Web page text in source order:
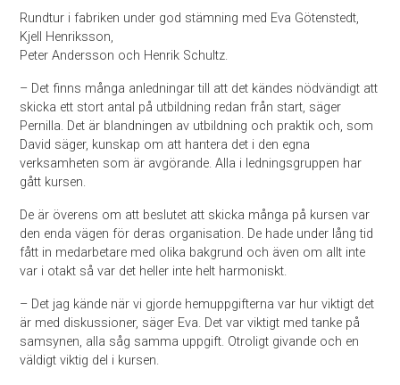
Rundtur i fabriken under god stämning med Eva Götenstedt,
Kjell Henriksson,
Peter Andersson och Henrik Schultz.
– Det finns många anledningar till att det kändes nödvändigt att
skicka ett stort antal på utbildning redan från start, säger
Pernilla. Det är blandningen av utbildning och praktik och, som
David säger, kunskap om att hantera det i den egna
verksamheten som är avgörande. Alla i ledningsgruppen har
gått kursen.
De är överens om att beslutet att skicka många på kursen var
den enda vägen för deras organisation. De hade under lång tid
fått in medarbetare med olika bakgrund och även om allt inte
var i otakt så var det heller inte helt harmoniskt.
– Det jag kände när vi gjorde hemuppgifterna var hur viktigt det
är med diskussioner, säger Eva. Det var viktigt med tanke på
samsynen, alla såg samma uppgift. Otroligt givande och en
väldigt viktig del i kursen.